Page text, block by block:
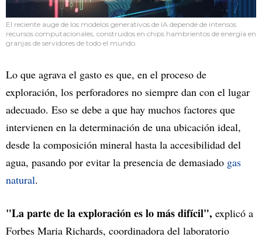
El reciente auge de los modelos generativos de IA depende de intensos
recursos computacionales, construidos en chips hambrientos de energía en
granjas de servidores de todo el mundo.
Lo que agrava el gasto es que, en el proceso de
exploración, los perforadores no siempre dan con el lugar
adecuado. Eso se debe a que hay muchos factores que
intervienen en la determinación de una ubicación ideal,
desde la composición mineral hasta la accesibilidad del
agua, pasando por evitar la presencia de demasiado gas
natural.
"La parte de la exploración es lo más difícil", explicó a
Forbes Maria Richards, coordinadora del laboratorio